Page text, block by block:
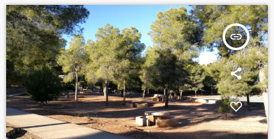
insert_link